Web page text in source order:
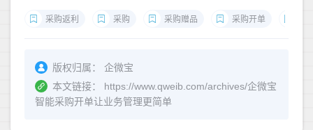
采购返利 采购 采购赠品 采购开单
版权归属：
企微宝
本文链接：
https://www.qweib.com/archives/企微宝
智能采购开单让业务管理更简单